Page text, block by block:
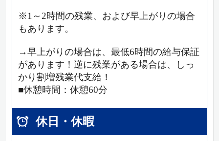
※1～2時間の残業、および早上がりの場合
もあります。
→早上がりの場合は、最低6時間の給与保証
があります！逆に残業がある場合は、しっ
かり割増残業代支給！
■休憩時間：休憩60分
休日・休暇